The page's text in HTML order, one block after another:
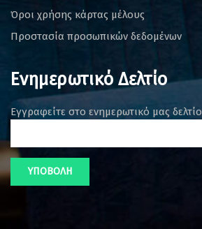
Όροι χρήσης κάρτας μέλους
Προστασία προσωπικών δεδομένων
Ενημερωτικό Δελτίο
Εγγραφείτε στο ενημερωτικό μας δελτίο